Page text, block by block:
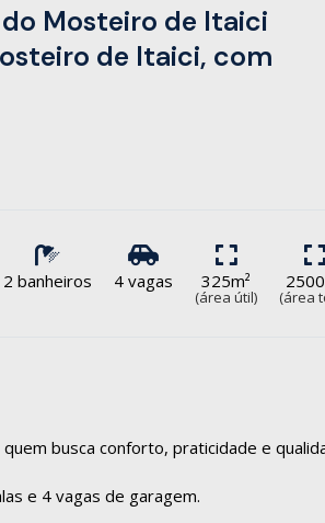
Mosteiro de Itaici
de Itaici, com
2 banheiros 4 vagas 325m²
(área útil) (área
busca conforto, praticidade e
e 4 vagas de garagem.